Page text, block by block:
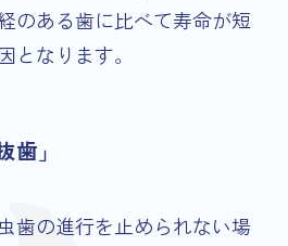
のある歯に比べて寿命が短
となります。
」
歯の進行を止められない場